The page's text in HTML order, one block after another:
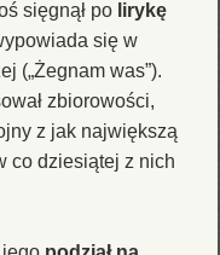
sięgnął po lirykę
się w
(„Żegnam was”).
zbiorowości,
z jak największą
co dziesiątej z nich